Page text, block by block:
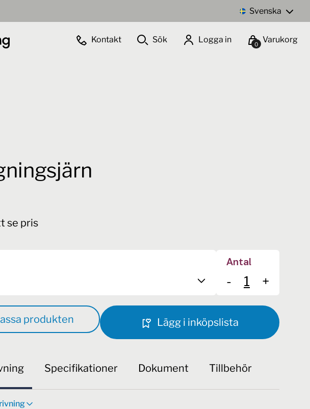
Svenska
Kontakt Sök Logga in Varukorg
0
se pris
Antal
- +
produkten Lägg i inköpslista
Specifikationer Dokument Tillbehör